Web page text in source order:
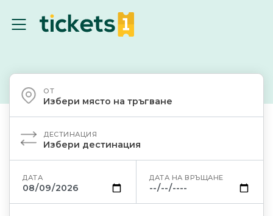
ОТ
Избери място на тръгване
ДЕСТИНАЦИЯ
Избери дестинация
ДАТА ДАТА НА ВРЪЩАНЕ